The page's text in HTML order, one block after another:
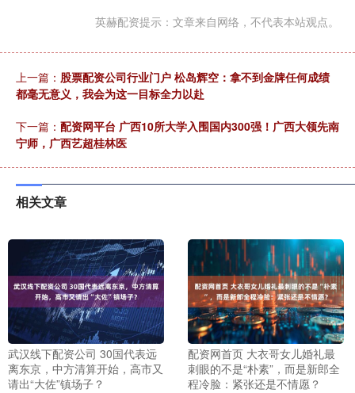
英赫配资提示：文章来自网络，不代表本站观点。
上一篇： 股票配资公司行业门户 松岛辉空：拿不到金牌任何成绩
都毫无意义，我会为这一目标全力以赴
下一篇： 配资网平台 广西10所大学入围国内300强！广西大领先南
宁师，广西艺超桂林医
相关文章
武汉线下配资公司 30国代表远
离东京，中方清算开始，高市又
请出“大佐”镇场子？
配资网首页 大衣哥女儿婚礼最
刺眼的不是“朴素”，而是新郎全
程冷脸：紧张还是不情愿？